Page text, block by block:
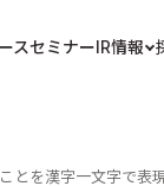
スセミナーIR情報
とを漢字一文字で